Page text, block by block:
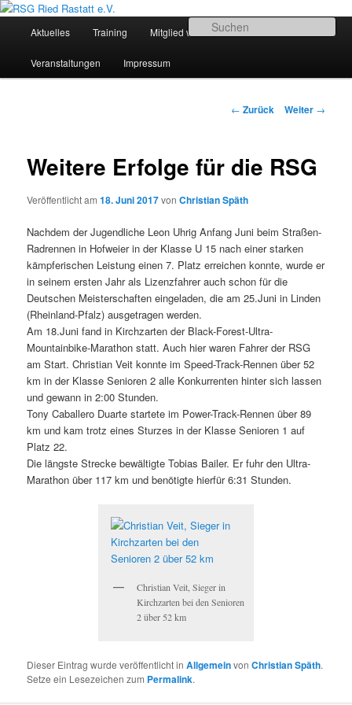
Zum
wechseln
RSG Ried Rastatt e.V.
Sportliches Radfahren in Mittelbaden
Aktuelles Training Mitglied werden Termine
Veranstaltungen Impressum
Beitrags-
← Zurück Weiter →
Weitere Erfolge für die RSG
Veröffentlicht am18. Juni 2017vonChristian Späth
Nachdem der Jugendliche Leon Uhrig Anfang Juni beim Straßen-
Radrennen in Hofweier in der Klasse U 15 nach einer starken
kämpferischen Leistung einen 7. Platz erreichen konnte, wurde er
in seinem ersten Jahr als Lizenzfahrer auch schon für die
Deutschen Meisterschaften eingeladen, die am 25.Juni in Linden
(Rheinland-Pfalz) ausgetragen werden.
Am 18.Juni fand in Kirchzarten der Black-Forest-Ultra-
Mountainbike-Marathon statt. Auch hier waren Fahrer der RSG
am Start. Christian Veit konnte im Speed-Track-Rennen über 52
km in der Klasse Senioren 2 alle Konkurrenten hinter sich lassen
und gewann in 2:00 Stunden.
Tony Caballero Duarte startete im Power-Track-Rennen über 89
km und kam trotz eines Sturzes in der Klasse Senioren 1 auf
Platz 22.
Die längste Strecke bewältigte Tobias Bailer. Er fuhr den Ultra-
Marathon über 117 km und benötigte hierfür 6:31 Stunden.
Christian Veit, Sieger in
Kirchzarten bei den Senioren
2 über 52 km
Dieser Eintrag wurde veröffentlicht inAllgemeinvonChristian Späth.
Setze ein Lesezeichen zum Permalink.